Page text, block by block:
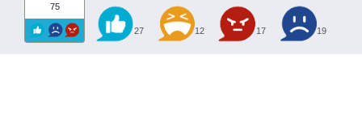
75
27 12 17 19